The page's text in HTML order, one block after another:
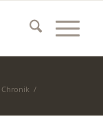
Chronik /